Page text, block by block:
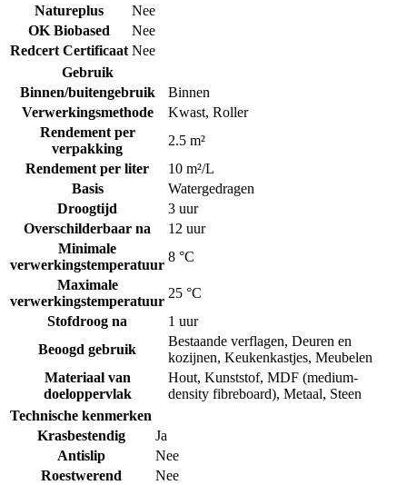
Natureplus
Nee
OK Biobased
Nee
Redcert Certificaat Nee
Gebruik
Binnen/buitengebruik
Binnen
Verwerkingsmethode
Kwast, Roller
Rendement per
verpakking
2.5 m²
Rendement per liter
10 m²/L
Basis
Watergedragen
Droogtijd
3 uur
Overschilderbaar na
12 uur
Minimale
verwerkingstemperatuur
8 °C
Maximale
verwerkingstemperatuur
25 °C
Stofdroog na
1 uur
Beoogd gebruik
Bestaande verflagen, Deuren en
kozijnen, Keukenkastjes, Meubelen
Materiaal van
doeloppervlak
Hout, Kunststof, MDF (medium-
density fibreboard), Metaal, Steen
Technische kenmerken
Krasbestendig
Ja
Antislip
Nee
Roestwerend
Nee